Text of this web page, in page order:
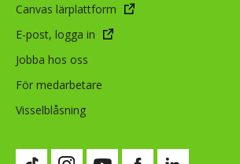
Canvas lärplattform
E-post, logga in
Jobba hos oss
För medarbetare
Visselblåsning
Besök vår
Besök vår
Besök vår Youtube-sida
Besök vår Instagram-sida
Besök vår TikTok-sida (öppnas i nytt